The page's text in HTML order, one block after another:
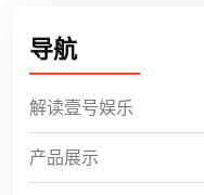
导航
解读壹号娱乐
产品展示